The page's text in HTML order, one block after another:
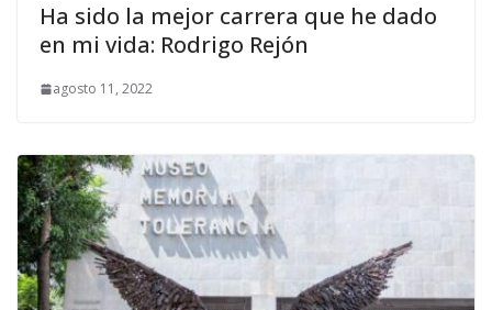
Ha sido la mejor carrera que he dado
en mi vida: Rodrigo Rejón
agosto 11, 2022